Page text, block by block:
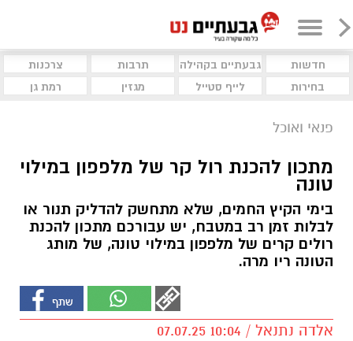
חדשות גבעתיים בקהילה תרבות
צרכנות
בחירות
לייף סטייל מגזין רמת גן
פנאי ואוכל
מתכון להכנת רול קר של מלפפון במילוי
טונה
בימי הקיץ החמים, שלא מתחשק להדליק תנור או
לבלות זמן רב במטבח, יש עבורכם מתכון להכנת
רולים קרים של מלפפון במילוי טונה, של מותג
הטונה ריו מרה.
אלדה נתנאל / 10:04 07.07.25